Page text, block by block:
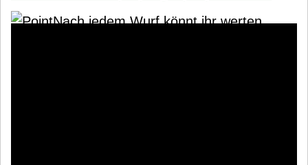
Nach jedem Wurf könnt ihr werten.